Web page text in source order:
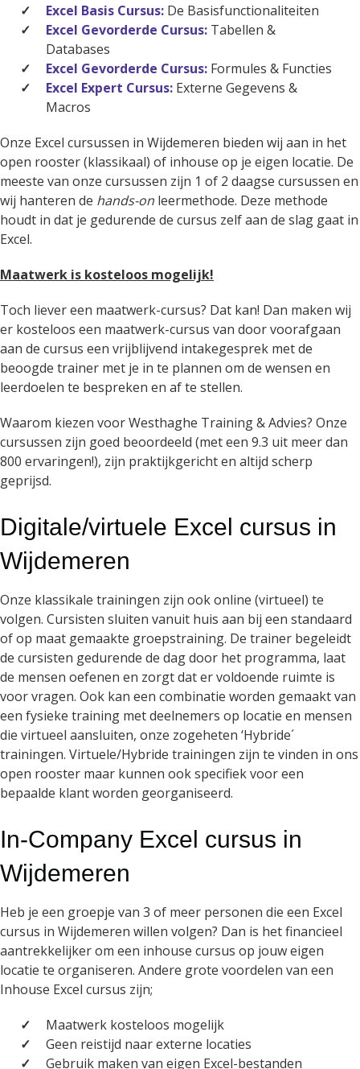
Excel Basis Cursus: De Basisfunctionaliteiten
Excel Gevorderde Cursus: Tabellen &
Databases
Excel Gevorderde Cursus: Formules & Functies
Excel Expert Cursus: Externe Gegevens &
Macros
Onze Excel cursussen in Wijdemeren bieden wij aan in het
open rooster (klassikaal) of inhouse op je eigen locatie. De
meeste van onze cursussen zijn 1 of 2 daagse cursussen en
wij hanteren de hands-on leermethode. Deze methode
houdt in dat je gedurende de cursus zelf aan de slag gaat in
Excel.
Maatwerk is kosteloos mogelijk!
Toch liever een maatwerk-cursus? Dat kan! Dan maken wij
er kosteloos een maatwerk-cursus van door voorafgaan
aan de cursus een vrijblijvend intakegesprek met de
beoogde trainer met je in te plannen om de wensen en
leerdoelen te bespreken en af te stellen.
Waarom kiezen voor Westhaghe Training & Advies? Onze
cursussen zijn goed beoordeeld (met een 9.3 uit meer dan
800 ervaringen!), zijn praktijkgericht en altijd scherp
geprijsd.
Digitale/virtuele Excel cursus in
Wijdemeren
Onze klassikale trainingen zijn ook online (virtueel) te
volgen. Cursisten sluiten vanuit huis aan bij een standaard
of op maat gemaakte groepstraining. De trainer begeleidt
de cursisten gedurende de dag door het programma, laat
de mensen oefenen en zorgt dat er voldoende ruimte is
voor vragen. Ook kan een combinatie worden gemaakt van
een fysieke training met deelnemers op locatie en mensen
die virtueel aansluiten, onze zogeheten ‘Hybride´
trainingen. Virtuele/Hybride trainingen zijn te vinden in ons
open rooster maar kunnen ook specifiek voor een
bepaalde klant worden georganiseerd.
In-Company Excel cursus in
Wijdemeren
Heb je een groepje van 3 of meer personen die een Excel
cursus in Wijdemeren willen volgen? Dan is het financieel
aantrekkelijker om een inhouse cursus op jouw eigen
locatie te organiseren. Andere grote voordelen van een
Inhouse Excel cursus zijn;
Maatwerk kosteloos mogelijk
Geen reistijd naar externe locaties
Gebruik maken van eigen Excel-bestanden